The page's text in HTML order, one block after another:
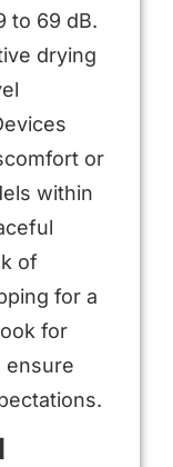
to 69 dB.
drying
or
within
of
for a
for
ensure